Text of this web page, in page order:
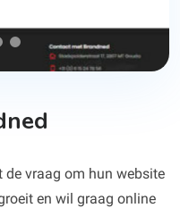
de vraag om hun website
en wil graag online